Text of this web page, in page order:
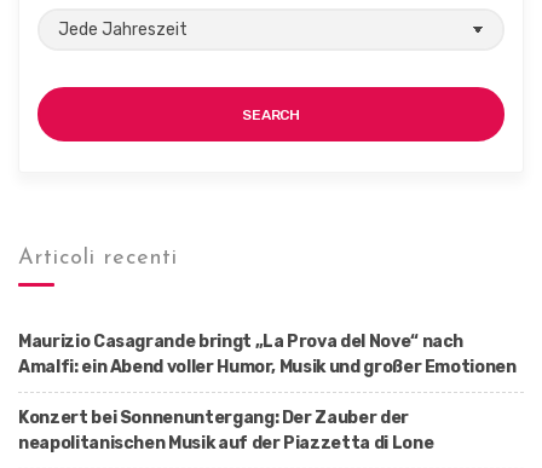
SEARCH
Articoli recenti
Maurizio Casagrande bringt „La Prova del Nove“ nach
Amalfi: ein Abend voller Humor, Musik und großer Emotionen
Konzert bei Sonnenuntergang: Der Zauber der
neapolitanischen Musik auf der Piazzetta di Lone